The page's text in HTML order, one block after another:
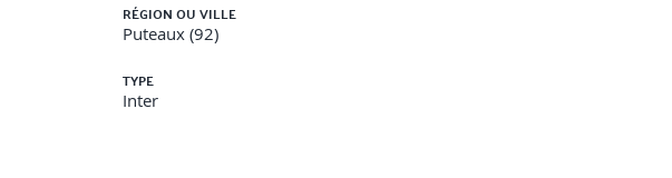
RÉGION OU VILLE
Puteaux (92)
TYPE
Inter